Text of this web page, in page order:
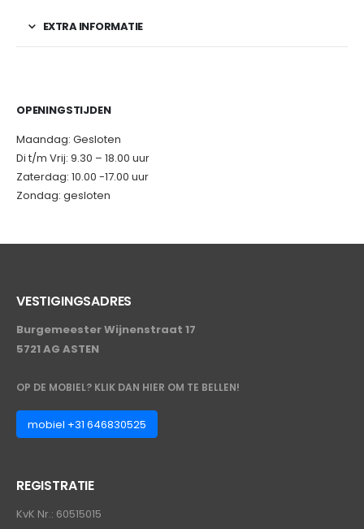
EXTRA INFORMATIE
OPENINGSTIJDEN
Maandag: Gesloten
Di t/m Vrij: 9.30 – 18.00 uur
Zaterdag: 10.00 -17.00 uur
Zondag: gesloten
VESTIGINGSADRES
Burgemeester Wijnenstraat 17
5721 AG ASTEN
OP DE MOBIEL? KLIK DAN HIER OM TE BELLEN!
mobiel +31 646830525
REGISTRATIE
KvK Nr.: 60515015